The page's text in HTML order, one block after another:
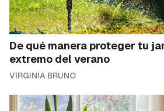
De qué manera proteger tu
extremo del verano
VIRGINIA BRUNO